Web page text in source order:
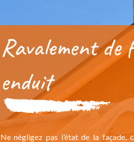
Ravalement
enduit
Ne négligez pas l’état de la façade,